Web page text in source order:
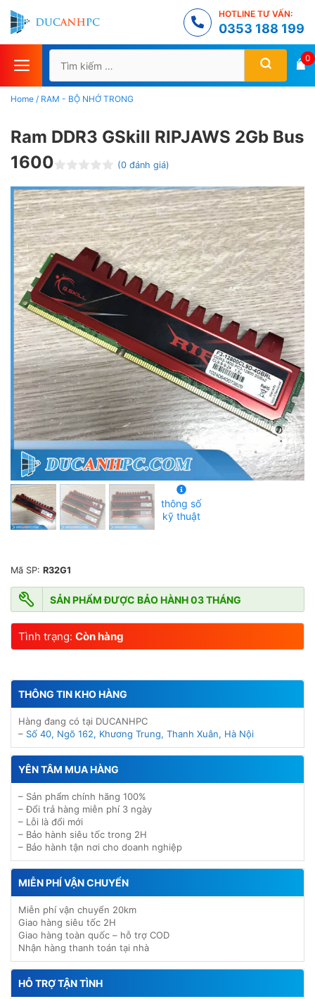
Chuyển
đến
nội
dung
HOTLINE TƯ VẤN:
0353 188 199
Tìm
kiếm
cho:
0
Home / RAM - BỘ NHỚ TRONG
Ram DDR3 GSkill RIPJAWS 2Gb Bus
1600
ư
ợ
c
x
ế
p
h
ạ
n
g
0
5
s
a
o
(0 đánh giá)
thông số
kỹ thuật
Mã SP: R32G1
SẢN PHẨM ĐƯỢC BẢO HÀNH 03 THÁNG
Tình trạng: Còn hàng
THÔNG TIN KHO HÀNG
Hàng đang có tại DUCANHPC
– Số 40, Ngõ 162, Khương Trung, Thanh Xuân, Hà Nội
YÊN TÂM MUA HÀNG
– Sản phẩm chính hãng 100%
– Đổi trả hàng miễn phí 3 ngày
– Lỗi là đổi mới
– Bảo hành siêu tốc trong 2H
– Bảo hành tận nơi cho doanh nghiệp
MIỄN PHÍ VẬN CHUYỂN
Miễn phí vận chuyển 20km
Giao hàng siêu tốc 2H
Giao hàng toàn quốc – hỗ trợ COD
Nhận hàng thanh toán tại nhà
HỖ TRỢ TẬN TÌNH